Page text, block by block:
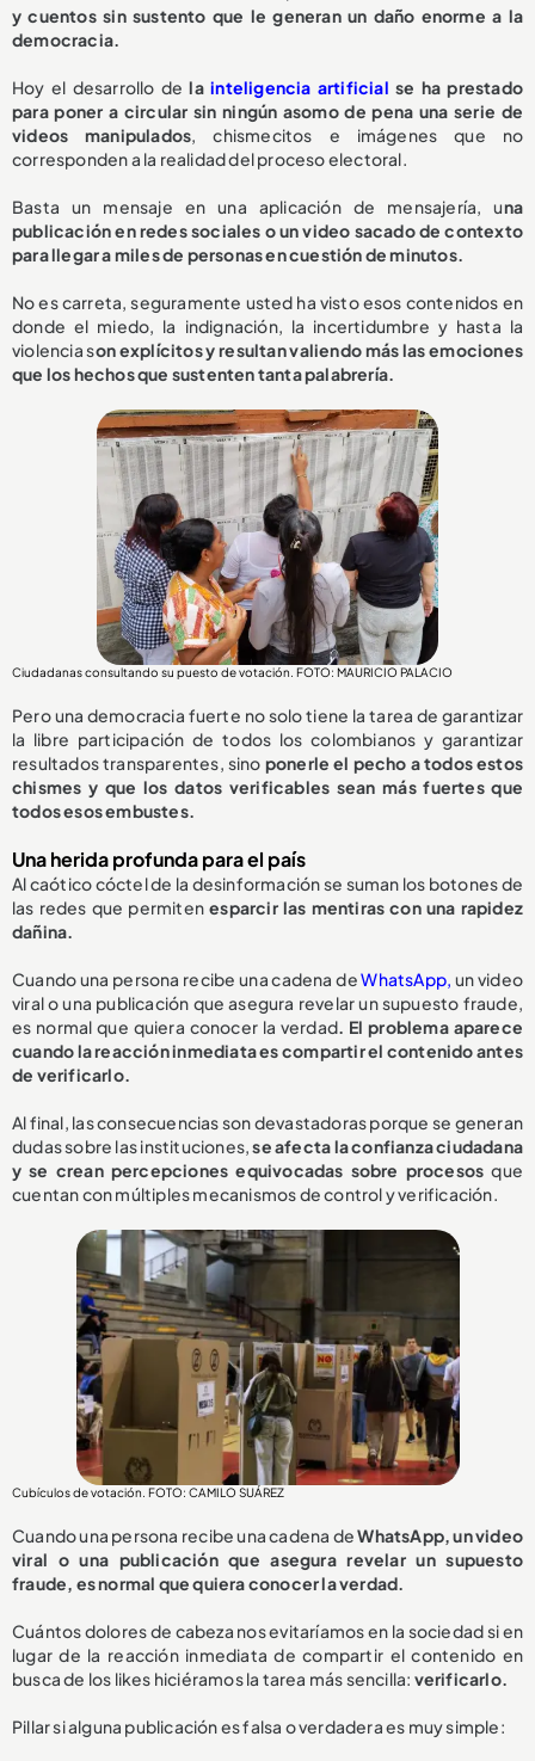
y cuentos sin sustento que le generan un daño enorme a la
democracia.
Hoy el desarrollo de lainteligencia artificial se ha prestado
para poner a circular sin ningún asomo de pena una serie de
videos manipulados , chismecitos e imágenes que no
corresponden a la realidad del proceso electoral.
Basta un mensaje en una aplicación de mensajería, una
publicación en redes sociales o un video sacado de contexto
para llegar a miles de personas en cuestión de minutos.
No es carreta, seguramente usted ha visto esos contenidos en
donde el miedo, la indignación, la incertidumbre y hasta la
violencia son explícitos y resultan valiendo más las emociones
que los hechos que sustenten tanta palabrería.
Ciudadanas consultando su puesto de votación. FOTO: MAURICIO PALACIO
Pero una democracia fuerte no solo tiene la tarea de garantizar
la libre participación de todos los colombianos y garantizar
resultados transparentes, sino ponerle el pecho a todos estos
chismes y que los datos verificables sean más fuertes que
todos esos embustes.
Una herida profunda para el país
Al caótico cóctel de la desinformación se suman los botones de
las redes que permitenesparcir las mentiras con una rapidez
dañina.
Cuando una persona recibe una cadena deWhatsApp, un video
viral o una publicación que asegura revelar un supuesto fraude,
es normal que quiera conocer la verdad . El problema aparece
cuando la reacción inmediata es compartir el contenido antes
de verificarlo.
Al final, las consecuencias son devastadoras porque se generan
dudas sobre las instituciones,se afecta la confianza ciudadana
y se crean percepciones equivocadas sobre procesos que
cuentan con múltiples mecanismos de control y verificación.
Cubículos de votación. FOTO: CAMILO SUÁREZ
Cuando una persona recibe una cadena deWhatsApp, un video
viral o una publicación que asegura revelar un supuesto
fraude, es normal que quiera conocer la verdad.
Cuántos dolores de cabeza nos evitaríamos en la sociedad si en
lugar de la reacción inmediata de compartir el contenido en
busca de los likes hiciéramos la tarea más sencilla: verificarlo.
Pillar si alguna publicación es falsa o verdadera es muy simple: